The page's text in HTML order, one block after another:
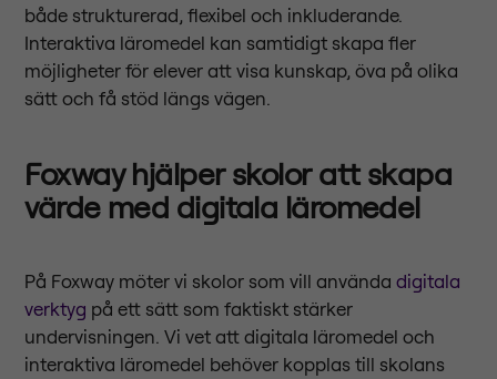
både strukturerad, flexibel och inkluderande.
Interaktiva läromedel kan samtidigt skapa fler
möjligheter för elever att visa kunskap, öva på olika
sätt och få stöd längs vägen.
Foxway hjälper skolor att skapa
värde med digitala läromedel
På Foxway möter vi skolor som vill användadigitala
verktyg på ett sätt som faktiskt stärker
undervisningen. Vi vet att digitala läromedel och
interaktiva läromedel behöver kopplas till skolans